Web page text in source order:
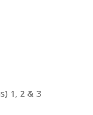
1, 2 & 3